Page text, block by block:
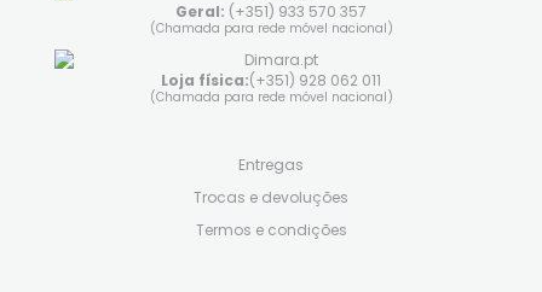
Geral: (+351) 933 570 357
(Chamada para rede móvel nacional)
Loja física:(+351) 928 062 011
(Chamada para rede móvel nacional)
Entregas
Trocas e devoluções
Termos e condições